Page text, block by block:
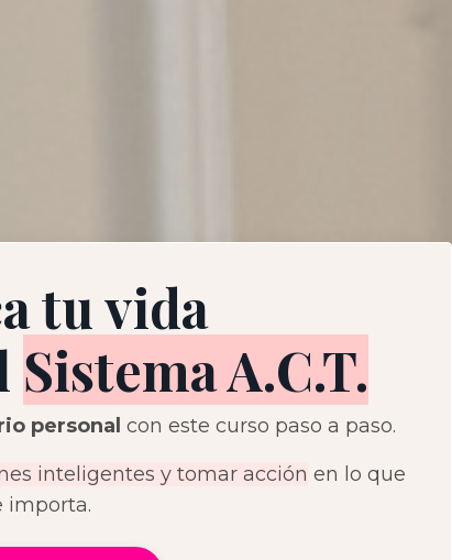
tu vida
Sistema A.C.T.
personal con este curso paso a paso.
inteligentes y tomar acción en lo que
importa.